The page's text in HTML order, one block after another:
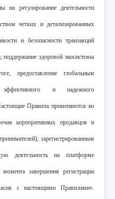
на регулирование деятельности
четких и детализированных
и безопасности транзакций
здоровой экосистемы
предоставление глобальным
эффективного и надежного
Правила применяются ко
корпоративных продавцов и
зарегистрированным
деятельность на платформе
завершения регистрации
с настоящими Правилами».